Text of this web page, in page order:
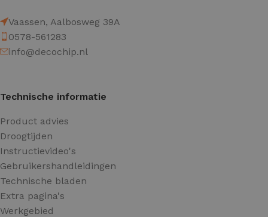
Vaassen, Aalbosweg 39A
0578-561283
info@decochip.nl
Technische informatie
Product advies
Droogtijden
Instructievideo's
Gebruikershandleidingen
Technische bladen
Extra pagina's
Werkgebied